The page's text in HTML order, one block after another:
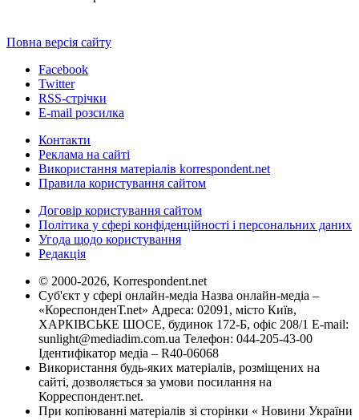
Повна версія сайту
Facebook
Twitter
RSS-стрічки
E-mail розсилка
Контакти
Реклама на сайті
Використання матеріалів korrespondent.net
Правила користування сайтом
Договір користування сайтом
Політика у сфері конфіденційності і персональних даних
Угода щодо користування
Редакція
© 2000-2026, Korrespondent.net
Суб'єкт у сфері онлайн-медіа Назва онлайн-медіа –
«КореспонденТ.net» Адреса: 02091, місто Київ,
ХАРКІВСЬКЕ ШОСЕ, будинок 172-Б, офіс 208/1 E-mail:
sunlight@mediadim.com.ua Телефон: 044-205-43-00
Ідентифікатор медіа – R40-06068
Використання будь-яких матеріалів, розміщених на
сайті, дозволяється за умови посилання на
Корреспондент.net.
При копіюванні матеріалів зі сторінки « Новини України